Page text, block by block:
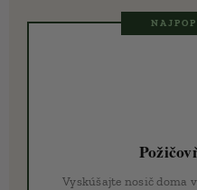
⭐
Vyskúšajte nosič doma